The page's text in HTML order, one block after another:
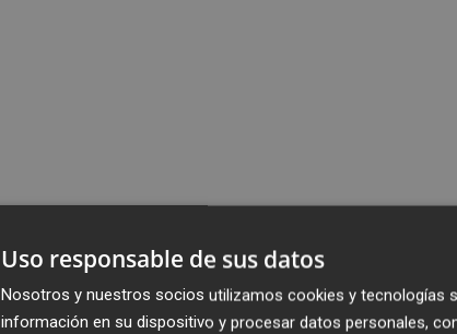
Uso responsable de sus datos
Nosotros y nuestros socios utilizamos cookies y tecnologías
información en su dispositivo y procesar datos personales,